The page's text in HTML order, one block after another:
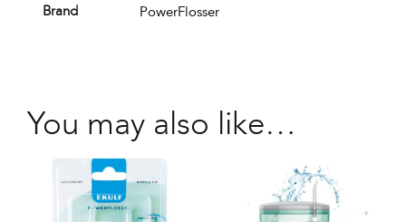
Brand PowerFlosser
You may also like…